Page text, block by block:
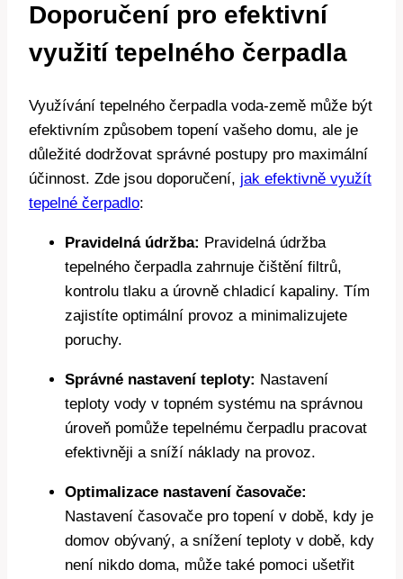
Doporučení pro efektivní
využití tepelného čerpadla
Využívání tepelného čerpadla voda-země může být
efektivním způsobem topení vašeho domu, ale je
důležité dodržovat správné postupy pro maximální
účinnost. Zde jsou doporučení, jak efektivně využít
tepelné čerpadlo:
Pravidelná údržba: Pravidelná údržba
tepelného čerpadla zahrnuje čištění filtrů,
kontrolu tlaku a úrovně chladicí kapaliny. Tím
zajistíte optimální provoz a minimalizujete
poruchy.
Správné nastavení teploty: Nastavení
teploty vody v topném systému na správnou
úroveň pomůže tepelnému čerpadlu pracovat
efektivněji a sníží náklady na provoz.
Optimalizace nastavení časovače:
Nastavení časovače pro topení v době, kdy je
domov obývaný, a snížení teploty v době, kdy
není nikdo doma, může také pomoci ušetřit